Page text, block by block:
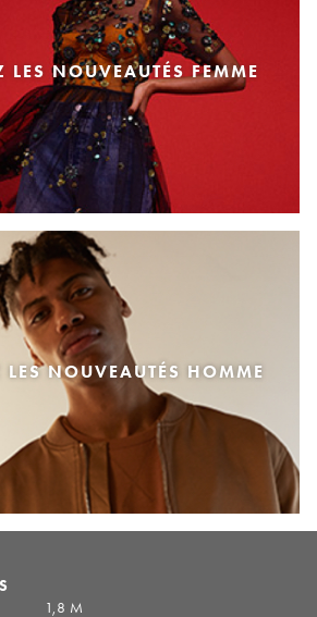
LES NOUVEAUTÉS FEMME
LES NOUVEAUTÉS HOMME
1,8 M